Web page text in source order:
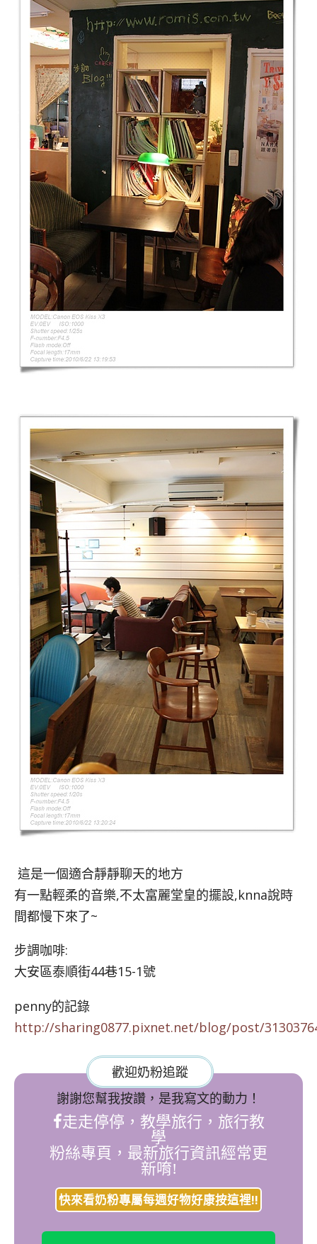
這是一個適合靜靜聊天的地方
有一點輕柔的音樂,不太富麗堂皇的擺設,knna說時
間都慢下來了~
步調咖啡:
大安區泰順街44巷15-1號
penny的記錄
http://sharing0877.pixnet.net/blog/post/
歡迎奶粉追蹤
謝謝您幫我按讚，是我寫文的動力！
走走停停，教學旅行，旅行教
學
粉絲專頁，最新旅行資訊經常更
新唷!
快來看奶粉專屬每週好物好康按這裡!!